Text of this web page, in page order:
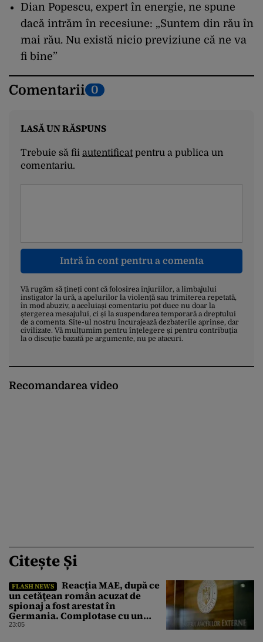
Dian Popescu, expert în energie, ne spune
dacă intrăm în recesiune: „Suntem din rău în
mai rău. Nu există nicio previziune că ne va
fi bine”
Comentarii 0
LASĂ UN RĂSPUNS
Trebuie să fii autentificatpentru a publica un
comentariu.
Intră în cont pentru a comenta
Vă rugăm să țineți cont că folosirea injuriilor, a limbajului
instigator la ură, a apelurilor la violență sau trimiterea repetată,
în mod abuziv, a aceluiași comentariu pot duce nu doar la
ștergerea mesajului, ci și la suspendarea temporară a dreptului
de a comenta. Site-ul nostru încurajează dezbaterile aprinse, dar
civilizate. Vă mulțumim pentru înțelegere și pentru contribuția
la o discuție bazată pe argumente, nu pe atacuri.
Recomandarea video
Citește Și
FLASH NEWS
Reacția MAE, după ce
un cetăţean român acuzat de
spionaj a fost arestat în
Germania. Complotase cu un
ucrainean ca să asasineze un
23:05